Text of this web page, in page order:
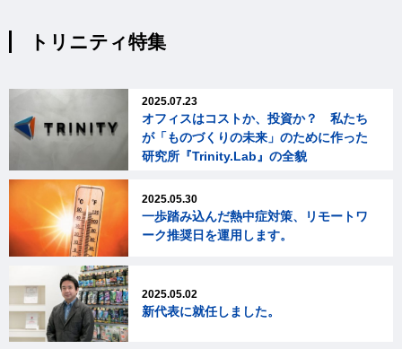
トリニティ特集
2025.07.23
オフィスはコストか、投資か？ 私たち
が「ものづくりの未来」のために作った
研究所『Trinity.Lab』の全貌
2025.05.30
一歩踏み込んだ熱中症対策、リモートワ
ーク推奨日を運用します。
2025.05.02
新代表に就任しました。